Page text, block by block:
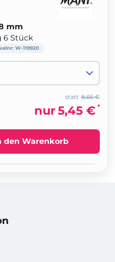
mm
6 Stück
W-119920
8,65 €
statt
nur5,45 € *
den Warenkorb